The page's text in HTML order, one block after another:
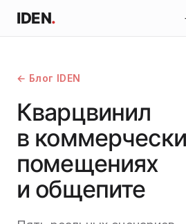
IDEN.
← Блог IDEN
Кварцвинил
в
помещениях
и общепите